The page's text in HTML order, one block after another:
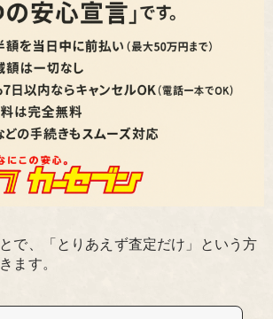
で、「とりあえず査定だけ」という方
ます。